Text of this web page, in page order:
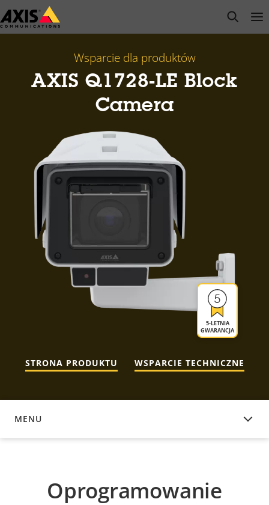
Przejdź
do
open
Wsparcie dla produktów
AXIS Q1728-LE Block
Camera
5-LETNIA
GWARANCJA
STRONA PRODUKTU WSPARCIE TECHNICZNE
MENU
OPROGRAMOWANIE URZĄDZENIA
Oprogramowanie